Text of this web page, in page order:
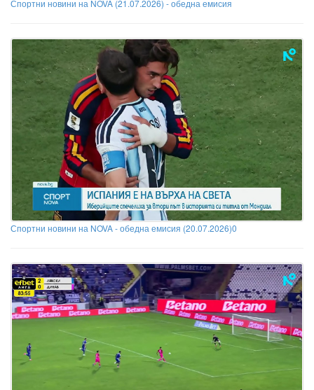
Спортни новини на NOVA (21.07.2026) - обедна емисия
Спортни новини на NOVA - обедна емисия (20.07.2026)0